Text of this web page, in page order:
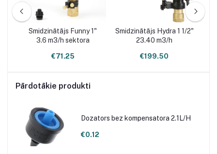
Smidzinātājs Funny 1"
3.6 m3/h sektora
€71.25
Smidzinātājs Hydra 1 1/2"
23.40 m3/h
€199.50
Pārdotākie produkti
Dozators bez kompensatora 2.1L/H
€0.12